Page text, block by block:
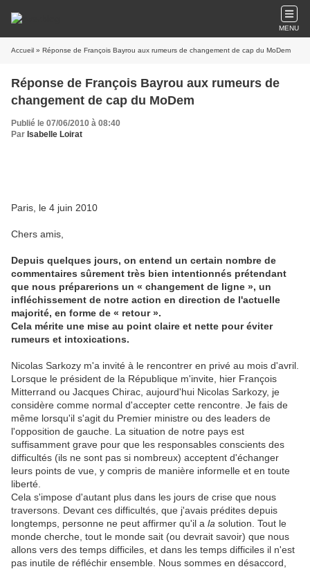
MENU
Accueil » Réponse de François Bayrou aux rumeurs de changement de cap du MoDem
Réponse de François Bayrou aux rumeurs de
changement de cap du MoDem
Publié le 07/06/2010 à 08:40
Par Isabelle Loirat
Paris, le 4 juin 2010
Chers amis,
Depuis quelques jours, on entend un certain nombre de
commentaires sûrement très bien intentionnés prétendant
que nous préparerions un « changement de ligne », un
infléchissement de notre action en direction de l'actuelle
majorité, en forme de « retour ».
Cela mérite une mise au point claire et nette pour éviter
rumeurs et intoxications.
Nicolas Sarkozy m'a invité à le rencontrer en privé au mois d'avril.
Lorsque le président de la République m'invite, hier François
Mitterrand ou Jacques Chirac, aujourd'hui Nicolas Sarkozy, je
considère comme normal d'accepter cette rencontre. Je fais de
même lorsqu'il s'agit du Premier ministre ou des leaders de
l'opposition de gauche. La situation de notre pays est
suffisamment grave pour que les responsables conscients des
difficultés (ils ne sont pas si nombreux) acceptent d'échanger
leurs points de vue, y compris de manière informelle et en toute
liberté.
Cela s'impose d'autant plus dans les jours de crise que nous
traversons. Devant ces difficultés, que j'avais prédites depuis
longtemps, personne ne peut affirmer qu'il a la solution. Tout le
monde cherche, tout le monde sait (ou devrait savoir) que nous
allons vers des temps difficiles, et dans les temps difficiles il n'est
pas inutile de réfléchir ensemble. Nous sommes en désaccord,